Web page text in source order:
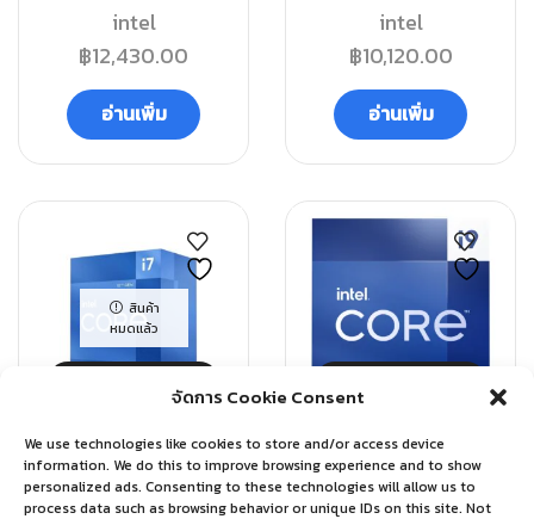
จัดการ Cookie Consent
We use technologies like cookies to store and/or access device
information. We do this to improve browsing experience and to show
personalized ads. Consenting to these technologies will allow us to
process data such as browsing behavior or unique IDs on this site. Not
intel
฿12,430.00
อ่านเพิ่ม
intel
฿10,120.00
อ่านเพิ่ม
สินค้า
หมดแล้ว
CPU
intel CPU Core i7-12700
CPU
INTEL CPU CORE I9-